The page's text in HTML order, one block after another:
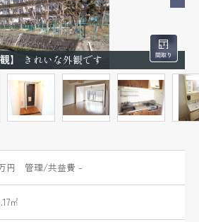
】 きれいな外観です
円 管理/共益費 -
㎡